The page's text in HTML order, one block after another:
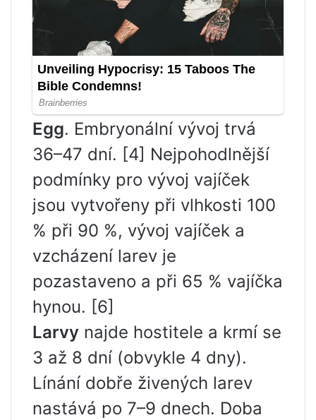
Egg. Embryonální vývoj trvá
36–47 dní. [4] Nejpohodlnější
podmínky pro vývoj vajíček
jsou vytvořeny při vlhkosti 100
% při 90 %, vývoj vajíček a
vzcházení larev je
pozastaveno a při 65 % vajíčka
hynou. [6]
Larvy najde hostitele a krmí se
3 až 8 dní (obvykle 4 dny).
Línání dobře živených larev
nastává po 7–9 dnech. Doba